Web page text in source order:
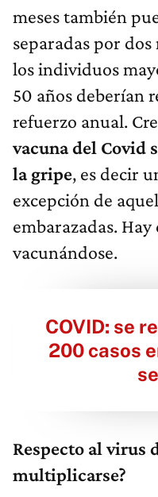
meses también
separadas por dos
los individuos
50 años deberían
refuerzo anual.
vacuna del Covid
la gripe, es decir
excepción de
embarazadas.
vacunándose.
COVID: se
200 casos
Respecto al virus
multiplicarse?